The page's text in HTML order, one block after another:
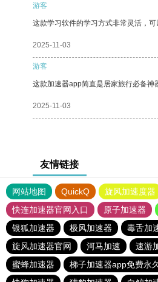
游客
这款学习软件的学习方式非常灵活，
2025-11-03
游客
这款加速器app简直是居家旅行必备
2025-11-03
友情链接
网站地图 QuickQ 旋风加速度器
快连加速器官网入口
原子加速器
银狐加速器
极风加速器 毒舌加
旋风加速器官网
河马加速 速游
蜜蜂加速器
梯子加速器app免费永久